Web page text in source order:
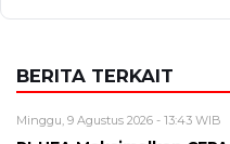
BERITA TERKAIT
Minggu, 9 Agustus 2026 - 13:43 WIB